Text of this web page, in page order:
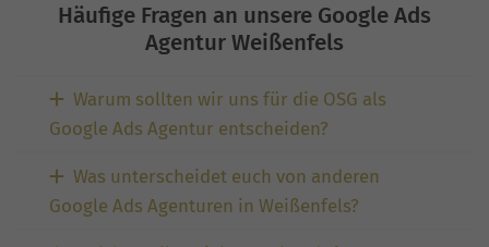
Häufige Fragen an unsere Google Ads
Agentur Weißenfels
Warum sollten wir uns für die OSG als
Google Ads Agentur entscheiden?
Was unterscheidet euch von anderen
Google Ads Agenturen in Weißenfels?